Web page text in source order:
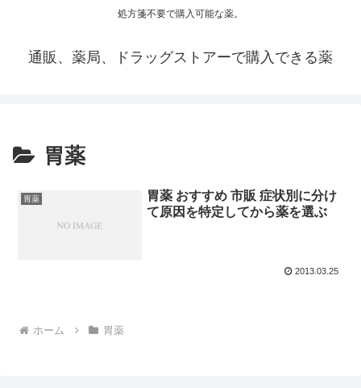
処方箋不要で購入可能な薬。
通販、薬局、ドラッグストアーで購入できる薬
胃薬
胃薬
胃薬 おすすめ 市販 症状別に分け
て原因を特定してから薬を選ぶ
2013.03.25
ホーム 胃薬